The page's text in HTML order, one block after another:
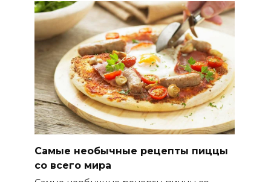
Самые необычные рецепты пиццы
со всего мира